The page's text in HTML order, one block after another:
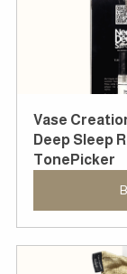
Vase
Deep Sleep
TonePicker